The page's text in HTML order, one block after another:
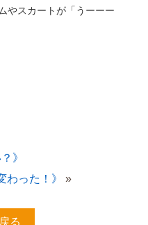
やスカートが「うーーー
》
わった！》
»
る